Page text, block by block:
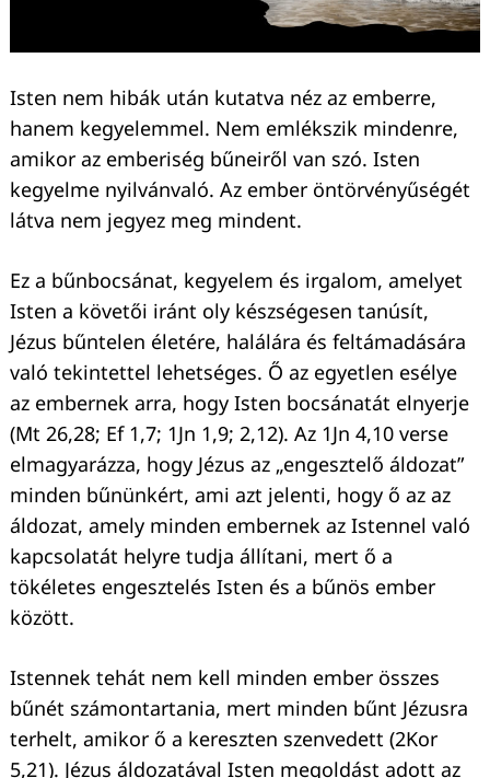
Isten nem hibák után kutatva néz az emberre,
hanem kegyelemmel. Nem emlékszik mindenre,
amikor az emberiség bűneiről van szó. Isten
kegyelme nyilvánvaló. Az ember öntörvényűségét
látva nem jegyez meg mindent.
Ez a bűnbocsánat, kegyelem és irgalom, amelyet
Isten a követői iránt oly készségesen tanúsít,
Jézus bűntelen életére, halálára és feltámadására
való tekintettel lehetséges. Ő az egyetlen esélye
az embernek arra, hogy Isten bocsánatát elnyerje
(Mt 26,28; Ef 1,7; 1Jn 1,9; 2,12). Az 1Jn 4,10 verse
elmagyarázza, hogy Jézus az „engesztelő áldozat”
minden bűnünkért, ami azt jelenti, hogy ő az az
áldozat, amely minden embernek az Istennel való
kapcsolatát helyre tudja állítani, mert ő a
tökéletes engesztelés Isten és a bűnös ember
között.
Istennek tehát nem kell minden ember összes
bűnét számontartania, mert minden bűnt Jézusra
terhelt, amikor ő a kereszten szenvedett (2Kor
5,21). Jézus áldozatával Isten megoldást adott az
Keresés: